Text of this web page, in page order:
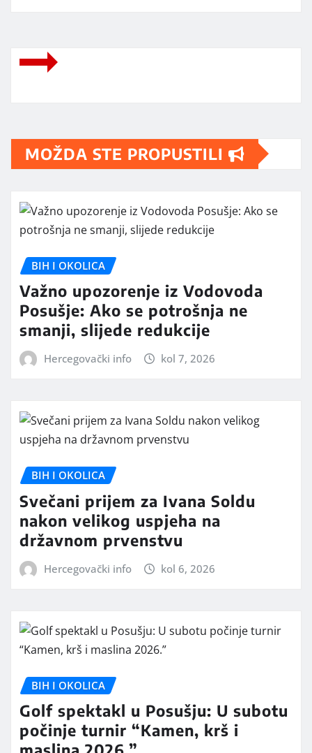
MOŽDA STE PROPUSTILI
BIH I OKOLICA
Važno upozorenje iz Vodovoda
Posušje: Ako se potrošnja ne
smanji, slijede redukcije
Hercegovački info kol 7, 2026
BIH I OKOLICA
Svečani prijem za Ivana Soldu
nakon velikog uspjeha na
državnom prvenstvu
Hercegovački info kol 6, 2026
BIH I OKOLICA
Golf spektakl u Posušju: U subotu
počinje turnir “Kamen, krš i